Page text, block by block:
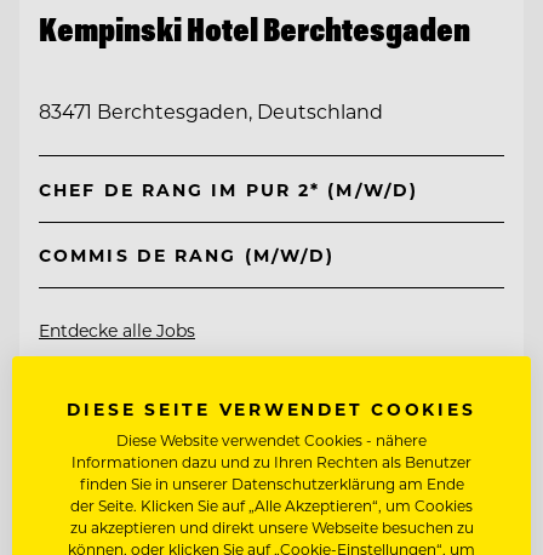
Kempinski Hotel Berchtesgaden
83471 Berchtesgaden, Deutschland
CHEF DE RANG IM PUR 2* (M/W/D)
COMMIS DE RANG (M/W/D)
Entdecke alle Jobs
DIESE SEITE VERWENDET COOKIES
Diese Website verwendet Cookies - nähere
Informationen dazu und zu Ihren Rechten als Benutzer
finden Sie in unserer Datenschutzerklärung am Ende
der Seite. Klicken Sie auf „Alle Akzeptieren“, um Cookies
zu akzeptieren und direkt unsere Webseite besuchen zu
können, oder klicken Sie auf „Cookie-Einstellungen“, um